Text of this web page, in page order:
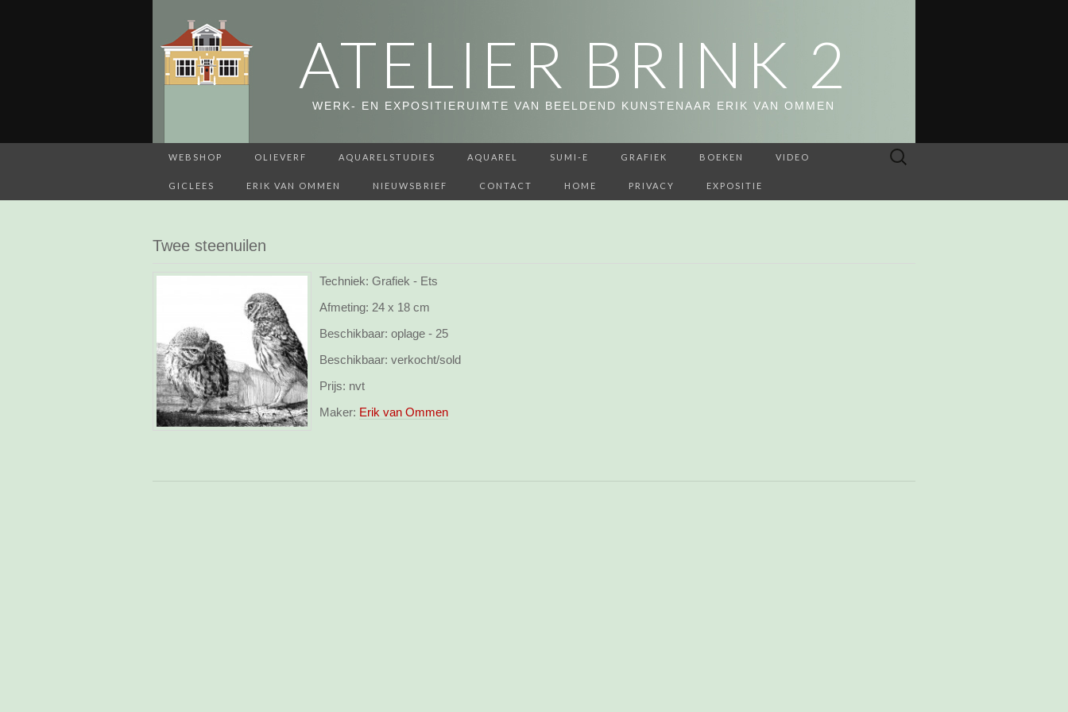
ATELIER BRINK 2
WERK- EN EXPOSITIERUIMTE VAN BEELDEND KUNSTENAAR ERIK VAN OMMEN
WEBSHOP OLIEVERF AQUARELSTUDIES AQUAREL SUMI-E GRAFIEK BOEKEN VIDEO
GICLEES ERIK VAN OMMEN NIEUWSBRIEF CONTACT HOME PRIVACY EXPOSITIE
Zoeken
Twee steenuilen
Techniek: Grafiek - Ets
Afmeting: 24 x 18 cm
Beschikbaar: oplage - 25
Beschikbaar: verkocht/sold
Prijs: nvt
Maker: Erik van Ommen